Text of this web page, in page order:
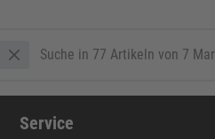
Service